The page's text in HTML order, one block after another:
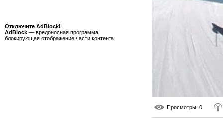
Отключите AdBlock!
AdBlock — вредоносная программа,
блокирующая отображение части контента.
Просмотры: 0